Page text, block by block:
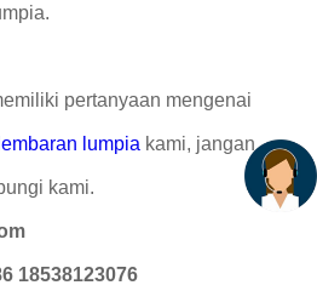
pertanyaan mengenai
lumpia kami, jangan
kami.
18538123076